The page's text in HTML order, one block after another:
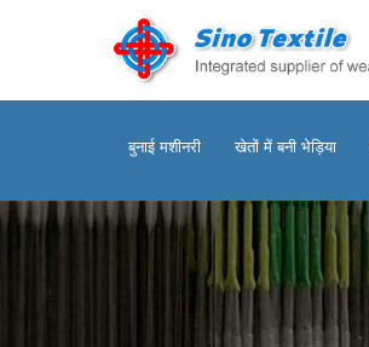
बुनाई मशीनरी खेतों में बनी भेड़िया